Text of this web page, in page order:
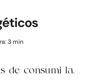
3 min
de consumi-la.